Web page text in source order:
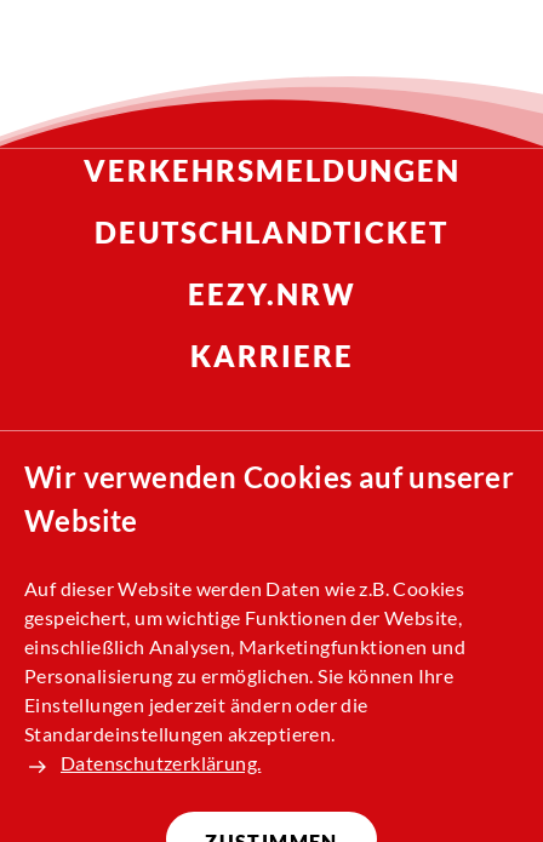
Wir verwenden Cookies auf unserer
Website
Auf dieser Website werden Daten wie z.B. Cookies
gespeichert, um wichtige Funktionen der Website,
einschließlich Analysen, Marketingfunktionen und
Personalisierung zu ermöglichen. Sie können Ihre
Einstellungen jederzeit ändern oder die
Standardeinstellungen akzeptieren.
Datenschutzerklärung.
VERKEHRSMELDUNGEN
DEUTSCHLANDTICKET
EEZY.NRW
KARRIERE
Nachhaltigkeit
Allgemeine Einkaufsbedingungen (AEB)
Kontakt
Impressum
Datenschutz